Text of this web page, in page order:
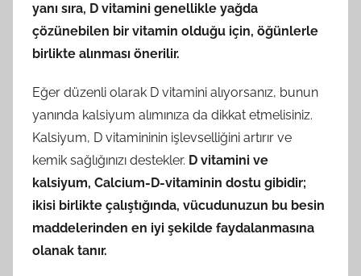
yanı sıra, D vitamini genellikle yağda
çözünebilen bir vitamin olduğu için, öğünlerle
birlikte alınması önerilir.
Eğer düzenli olarak D vitamini alıyorsanız, bunun
yanında kalsiyum alımınıza da dikkat etmelisiniz.
Kalsiyum, D vitamininin işlevselliğini artırır ve
kemik sağlığınızı destekler. D vitamini ve
kalsiyum, Calcium-D-vitaminin dostu gibidir;
ikisi birlikte çalıştığında, vücudunuzun bu besin
maddelerinden en iyi şekilde faydalanmasına
olanak tanır.